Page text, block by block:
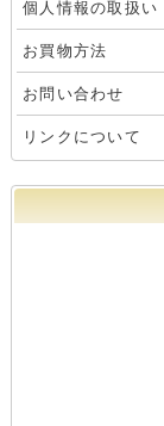
個人情報の取扱い
お買物方法
お問い合わせ
リンクについて